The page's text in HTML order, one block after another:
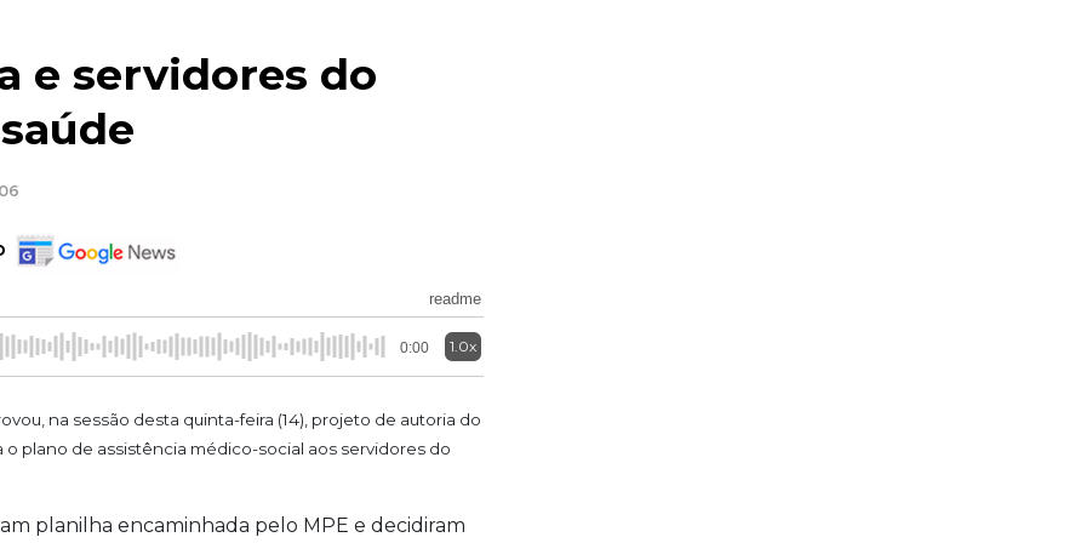
e servidores do
readme
0:00 1.0x
na sessão desta quinta-feira (14), projeto de autoria do
plano de assistência médico-social aos servidores do
planilha encaminhada pelo MPE e decidiram